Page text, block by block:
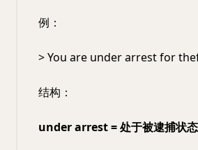
例：
> You are under arrest for
结构：
under arrest = 处于被逮捕状态